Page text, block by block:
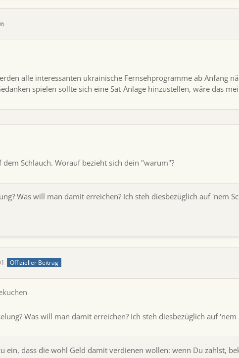
alle interessanten ukrainische Fernsehprogramme ab Anfang
spielen sollte sich eine Sat-Anlage hinzustellen, wäre das
dem Schlauch. Worauf bezieht sich dein "warum"?
Was will man damit erreichen? Ich steh diesbezüglich auf 'nem
Offizieller Beitrag
Was will man damit erreichen? Ich steh diesbezüglich auf
ein, dass die wohl Geld damit verdienen wollen: wenn Du zahlst,